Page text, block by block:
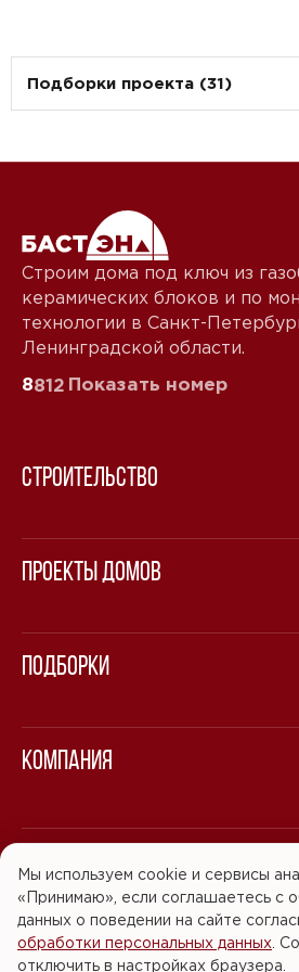
Подборки проекта (31)
Строим дома под ключ из
керамических блоков и по
технологии в Санкт-
Ленинградской области.
8812 Показать номер
Строительство
Проекты домов
Подборки
Компания
© 2008 - 2026 ООО "БАСТЭН". Все
Политика обработки персональных
Согласие на обработку
Мы используем cookie и сервисы
«Принимаю», если соглашаетесь с
данных о поведении на сайте
обработки персональных данных .
отключить в настройках браузера.